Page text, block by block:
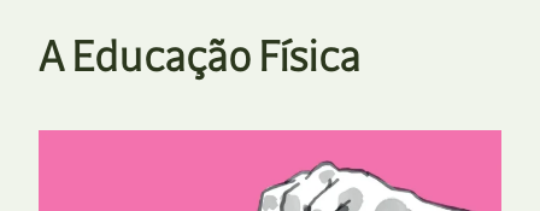
A Educação Física